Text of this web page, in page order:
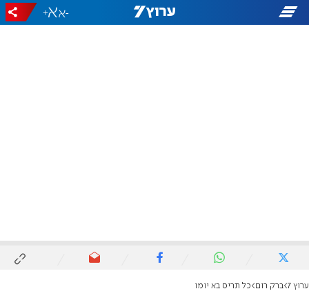
-
+
ערוץ 7 ברק רום כל תריס בא יומו